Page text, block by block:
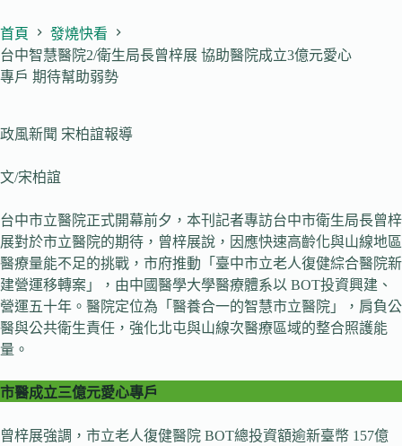
首頁
發燒快看
台中智慧醫院2/衛生局長曾梓展 協助醫院成立3億元愛心
專戶 期待幫助弱勢
政風新聞 宋柏誼報導
文/宋柏誼
台中市立醫院正式開幕前夕，本刊記者專訪台中市衛生局長曾梓
展對於市立醫院的期待，曾梓展說，因應快速高齡化與山線地區
醫療量能不足的挑戰，市府推動「臺中市立老人復健綜合醫院新
建營運移轉案」，由中國醫學大學醫療體系以 BOT投資興建、
營運五十年。醫院定位為「醫養合一的智慧市立醫院」，肩負公
醫與公共衛生責任，強化北屯與山線次醫療區域的整合照護能
量。
市醫成立三億元愛心專戶
曾梓展強調，市立老人復健醫院 BOT總投資額逾新臺幣 157億